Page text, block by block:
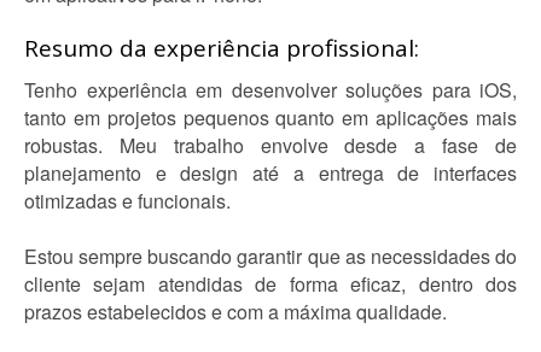
Resumo da experiência profissional:
Tenho experiência em desenvolver soluções para iOS,
tanto em projetos pequenos quanto em aplicações mais
robustas. Meu trabalho envolve desde a fase de
planejamento e design até a entrega de interfaces
otimizadas e funcionais.
Estou sempre buscando garantir que as necessidades do
cliente sejam atendidas de forma eficaz, dentro dos
prazos estabelecidos e com a máxima qualidade.